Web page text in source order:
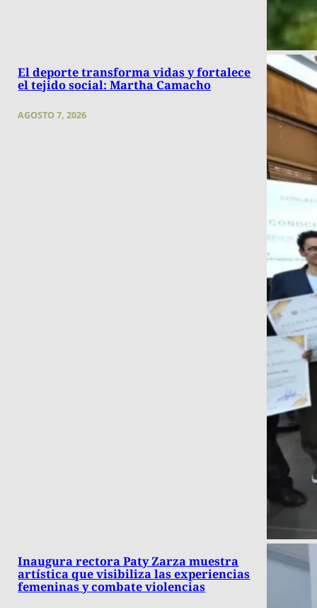
El deporte transforma vidas y fortalece
el tejido social: Martha Camacho
AGOSTO 7, 2026
Inaugura rectora Paty Zarza muestra
artística que visibiliza las experiencias
femeninas y combate violencias